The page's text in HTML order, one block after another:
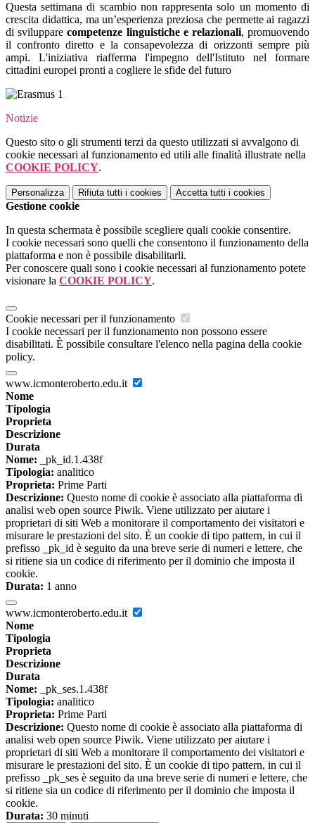
Questa settimana di scambio non rappresenta solo un momento di
crescita didattica, ma un’esperienza preziosa che permette ai ragazzi
di svilupparecompetenze linguistiche e relazionali, promuovendo
il confronto diretto e la consapevolezza di orizzonti sempre più
ampi. L'iniziativa riafferma l'impegno dell'Istituto nel formare
cittadini europei pronti a cogliere le sfide del futuro
Notizie
Questo sito o gli strumenti terzi da questo utilizzati si avvalgono di
cookie necessari al funzionamento ed utili alle finalità illustrate nella
COOKIE POLICY.
Personalizza Rifiuta tutti i cookies Accetta tutti i cookies
Gestione cookie
In questa schermata è possibile scegliere quali cookie consentire.
I cookie necessari sono quelli che consentono il funzionamento della
piattaforma e non è possibile disabilitarli.
Per conoscere quali sono i cookie necessari al funzionamento potete
visionare la COOKIE POLICY.
Cookie necessari per il funzionamento
I cookie necessari per il funzionamento non possono essere
disabilitati. È possibile consultare l'elenco nella pagina della cookie
policy.
www.icmonteroberto.edu.it
Nome
Tipologia
Proprieta
Descrizione
Durata
Nome: _pk_id.1.438f
Tipologia: analitico
Proprieta: Prime Parti
Descrizione: Questo nome di cookie è associato alla piattaforma di
analisi web open source Piwik. Viene utilizzato per aiutare i
proprietari di siti Web a monitorare il comportamento dei visitatori e
misurare le prestazioni del sito. È un cookie di tipo pattern, in cui il
prefisso _pk_id è seguito da una breve serie di numeri e lettere, che
si ritiene sia un codice di riferimento per il dominio che imposta il
cookie.
Durata: 1 anno
www.icmonteroberto.edu.it
Nome
Tipologia
Proprieta
Descrizione
Durata
Nome: _pk_ses.1.438f
Tipologia: analitico
Proprieta: Prime Parti
Descrizione: Questo nome di cookie è associato alla piattaforma di
analisi web open source Piwik. Viene utilizzato per aiutare i
proprietari di siti Web a monitorare il comportamento dei visitatori e
misurare le prestazioni del sito. È un cookie di tipo pattern, in cui il
prefisso _pk_ses è seguito da una breve serie di numeri e lettere, che
si ritiene sia un codice di riferimento per il dominio che imposta il
cookie.
Durata: 30 minuti